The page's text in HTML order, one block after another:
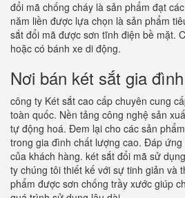
đổi mã chống cháy là sản phẩm đạt
năm liền được lựa chọn là sản phẩm
sắt đổi mã được sơn tĩnh điện bề mặt.
hoặc có bánh xe di động.
Nơi bán két sắt gia đình
công ty Két sắt cao cấp chuyên cung
toàn quốc. Nền tảng công nghệ sản
tự động hoá. Đem lại cho các sản
trong gia đình chất lượng cao. Đáp
của khách hàng. két sắt đổi mã sử
ty chúng tôi thiết kế với sự tinh giản và
phẩm được sơn chống trầy xước giúp